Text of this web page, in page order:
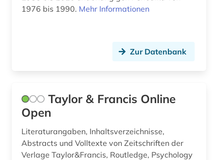
molekularbiologie (3)
multilinguale indexierung (1)
musikzeitschrift (1)
1976 bis 1990. Mehr Informationen
Zur Datenbank
Taylor & Francis Online
Open
Literaturangaben, Inhaltsverzeichnisse,
Abstracts und Volltexte von Zeitschriften der
Verlage Taylor&Francis, Routledge, Psychology